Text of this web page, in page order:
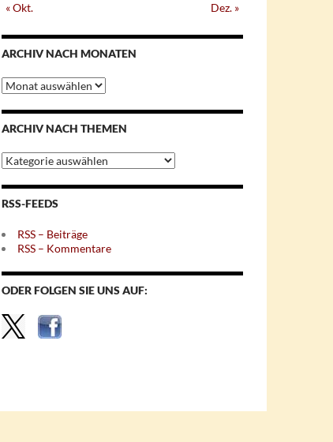
« Okt.
Dez. »
ARCHIV NACH MONATEN
Archiv
nach
Monaten
ARCHIV NACH THEMEN
Archiv
nach
Themen
RSS-FEEDS
RSS – Beiträge
RSS – Kommentare
ODER FOLGEN SIE UNS AUF: